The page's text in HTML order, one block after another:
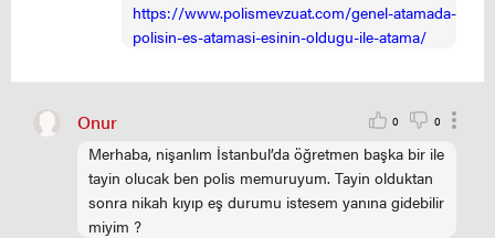
https://www.polismevzuat.com/genel-atamada-
polisin-es-atamasi-esinin-oldugu-ile-atama/
Onur 0 0
Merhaba, nişanlım İstanbul’da öğretmen başka bir ile
tayin olucak ben polis memuruyum. Tayin olduktan
sonra nikah kıyıp eş durumu istesem yanına gidebilir
miyim ?